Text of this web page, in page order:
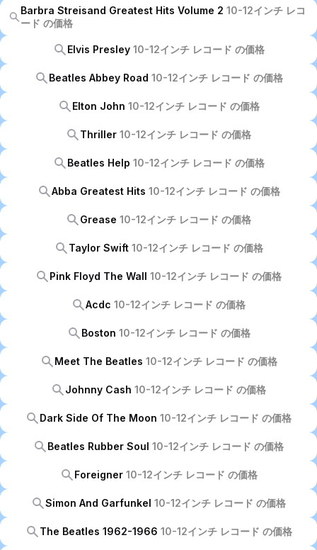
Barbra Streisand Greatest Hits Volume 2 10-12インチ レコ
ード の価格
Elvis Presley 10-12インチ レコード の価格
Beatles Abbey Road 10-12インチ レコード の価格
Elton John 10-12インチ レコード の価格
Thriller 10-12インチ レコード の価格
Beatles Help 10-12インチ レコード の価格
Abba Greatest Hits 10-12インチ レコード の価格
Grease 10-12インチ レコード の価格
Taylor Swift 10-12インチ レコード の価格
Pink Floyd The Wall 10-12インチ レコード の価格
Acdc 10-12インチ レコード の価格
Boston 10-12インチ レコード の価格
Meet The Beatles 10-12インチ レコード の価格
Johnny Cash 10-12インチ レコード の価格
Dark Side Of The Moon 10-12インチ レコード の価格
Beatles Rubber Soul 10-12インチ レコード の価格
Foreigner 10-12インチ レコード の価格
Simon And Garfunkel 10-12インチ レコード の価格
The Beatles 1962-1966 10-12インチ レコード の価格